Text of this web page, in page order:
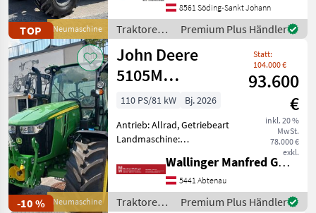
TOP Neumaschine
540/540E/1000,
Höchstgeschwindigkeit in
km/h: 50 km/h, Aufladung:
8561 Söding-Sankt Johann
Traktoren /
Lamborghini
Premium Plus Händler
-10 % Neumaschine
John Deere
5105M
PowrQuad Plus
Statt:
104.000 €
93.600
€
inkl. 20 %
MwSt.
78.000 €
exkl.
110 PS/81 kW
Bj. 2026
Antrieb: Allrad, Getriebeart
Landmaschine:
Plattform: Kabine,
Zapfwellendrehzahl:
540/540E/1000,
Höchstgeschwindigkeit in
Wallinger Manfred GmbH.
5441 Abtenau
Traktoren /
Premium Plus Händler